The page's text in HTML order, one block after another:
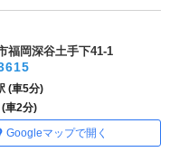
福岡深谷土手下41-1
(車5分)
(車2分)
Googleマップで開く